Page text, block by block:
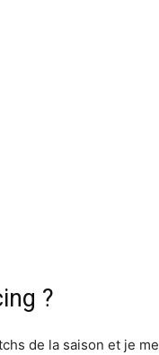
?
de la saison et je me